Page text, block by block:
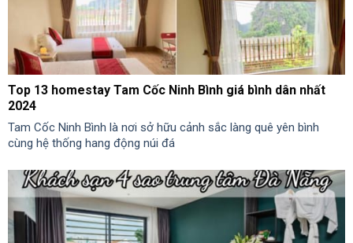
Top 13 homestay Tam Cốc Ninh Bình giá bình dân nhất
2024
Tam Cốc Ninh Bình là nơi sở hữu cảnh sắc làng quê yên bình
cùng hệ thống hang động núi đá